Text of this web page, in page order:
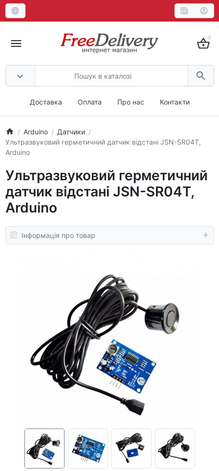
0
Доставка Оплата Про нас Контакти
Arduino
Датчики
Ультразвуковий герметичний датчик відстані JSN-SR04T,
Arduino
Ультразвуковий герметичний
датчик відстані JSN-SR04T,
Arduino
Інформація про товар